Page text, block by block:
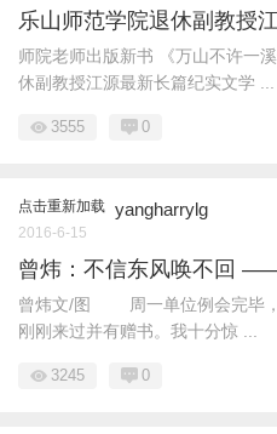
乐山师范学院退休副教授
师院老师出版新书 《万山不许
休副教授江源最新长篇纪实文学 ...
3555 0
点击重新加载 yangharrylg
2016-6-15
曾炜：不信东风唤不回
曾炜文/图 周一单位例会完毕，
刚刚来过并有赠书。我十分惊 ...
3245 0